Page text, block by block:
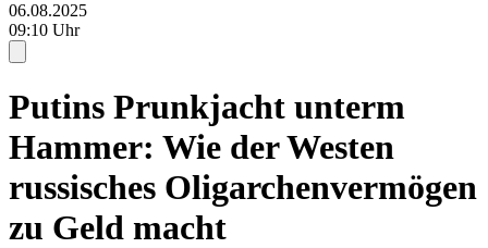
06.08.2025
09:10 Uhr
Putins Prunkjacht unterm
Hammer: Wie der Westen
russisches Oligarchenvermögen
zu Geld macht